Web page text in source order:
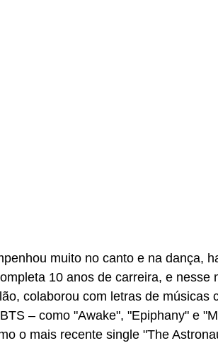
muito no canto e na dança,
10 anos de carreira, e nesse
colaborou com letras de músicas
– como "Awake", "Epiphany" e
o mais recente single "The